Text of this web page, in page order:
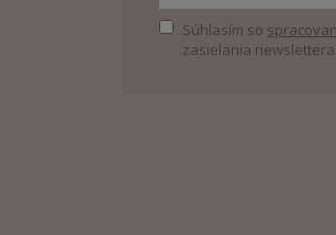
Súhlasím so
zasielania newslettera.